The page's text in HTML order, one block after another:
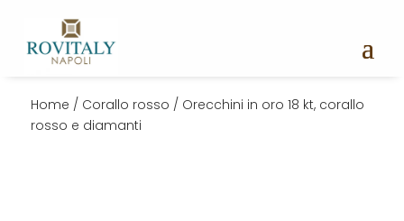
Home / Corallo rosso / Orecchini in oro 18 kt, corallo
rosso e diamanti